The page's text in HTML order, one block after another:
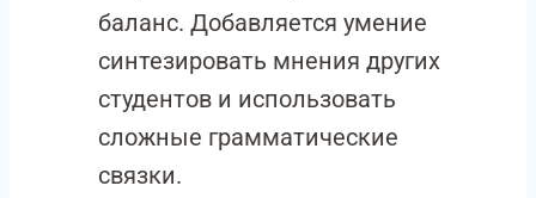
баланс. Добавляется умение
синтезировать мнения других
студентов и использовать
сложные грамматические
связки.